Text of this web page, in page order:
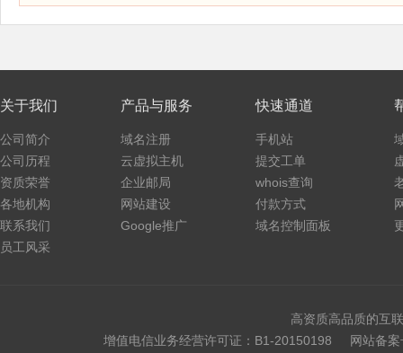
关于我们
公司简介
公司历程
资质荣誉
各地机构
联系我们
员工风采
产品与服务
域名注册
云虚拟主机
企业邮局
网站建设
Google推广
快速通道
手机站
提交工单
whois查询
付款方式
域名控制面板
高资质高品质的互
增值电信业务经营许可证：B1-20150198
网站备